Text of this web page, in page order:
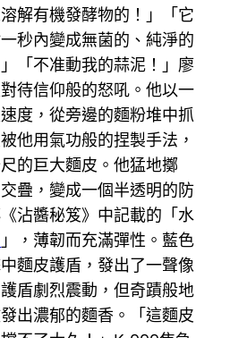
解有機發酵物的！」「它
秒內變成無菌的、純淨的
「不准動我的蒜泥！」廖
待信仰般的怒吼。他以一
度，從旁邊的麵粉堆中抓
他用氣功般的捏製手法，
的巨大麵皮。他猛地擲
疊，變成一個半透明的防
沾醬秘笈》中記載的「水
」，薄韌而充滿彈性。藍色
麵皮護盾，發出了一聲像
盾劇烈震動，但奇蹟般地
出濃郁的麵香。「這麵皮